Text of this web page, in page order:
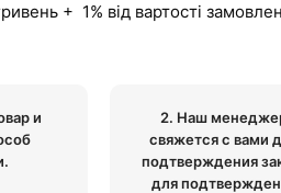
+ 1% від вартості
и
2. Наш
свяжется с вами
подтверждения
для